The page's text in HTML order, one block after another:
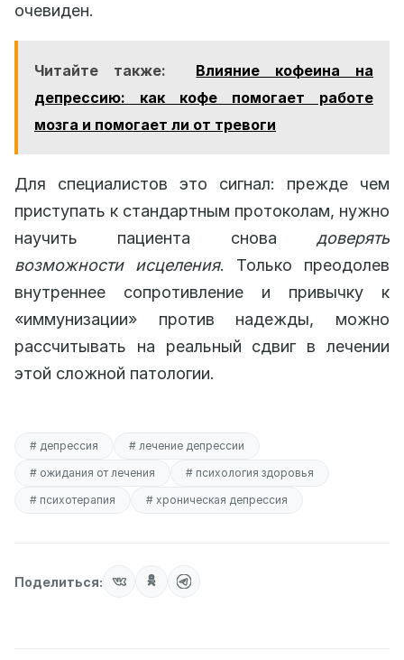
очевиден.
Читайте также:
Влияние кофеина на
депрессию: как кофе помогает работе
мозга и помогает ли от тревоги
Для специалистов это сигнал: прежде чем
приступать к стандартным протоколам, нужно
научить пациента снова доверять
возможности исцеления. Только преодолев
внутреннее сопротивление и привычку к
«иммунизации» против надежды, можно
рассчитывать на реальный сдвиг в лечении
этой сложной патологии.
# депрессия
# лечение депрессии
# ожидания от лечения
# психология здоровья
# психотерапия
# хроническая депрессия
Поделиться: